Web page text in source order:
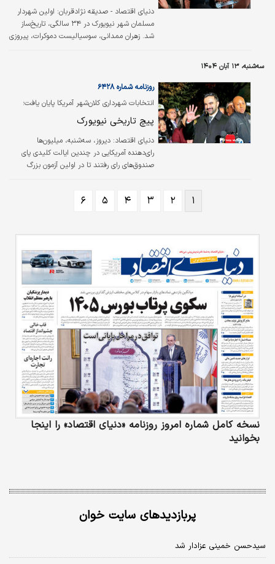
دنیای اقتصاد - صدیقه نژادقربان: اولین شهردار
مسلمان شهر نیویورک در ۳۴ سالگی، تاریخ‌‌‌‌ساز
شد. زهران ممدانی، سوسیالیست دموکرات، پیروزی
جمهوری‌خواه، به جوان‌‌‌‌ترین و اولین شهردار
مسلمان و آسیای‌جنوبی این شهر تبدیل شد. زهران
ممدانی جایگزین «اریک آدامز» می‌شود که در ماه
سپتامبر از نامزدی مجدد خود برای انتخابات
انصراف داد اما همچنان در فهرست نامزدها باقی
ماند. این سوسیالیست دموکرات، چند ماه پیش
نسبتا…
سه‌شنبه، ۱۳ آبان ۱۴۰۴
انتخابات شهرداری کلان‌شهر آمریکا پایان یافت؛
روزنامه شماره ۶۴۲۸
پیچ تاریخی نیویورک
دنیای اقتصاد: دیروز، سه‌شنبه،‌ میلیون‌ها
رای‌دهنده آمریکایی در چندین ایالت کلیدی پای
صندوق‌های رای رفتند تا در اولین آزمون بزرگ
انتخابات از رقابت پرتنش برای شهرداری نیویورک تا
مترقی و مسلمان دموکرات، در برابر اندرو کومو،
فرماندار سابق و نامزد مستقل که حمایت ترامپ را
نیز جلب کرده، قرار…
۱ ۲ ۳ ۴ ۵ ۶
نسخه کامل شماره امروز روزنامه «دنیای‌ اقتصاد» را اینجا
بخوانید
پربازدیدهای سایت خوان
سیدحسن خمینی عزادار شد